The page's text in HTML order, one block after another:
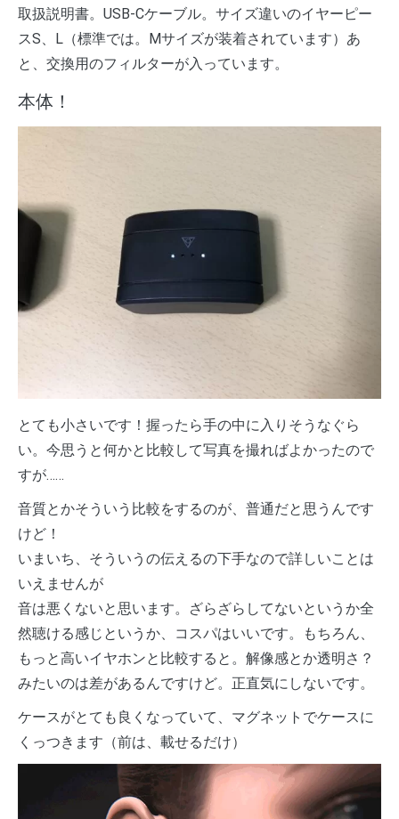
取扱説明書。USB-Cケーブル。サイズ違いのイヤーピー
スS、L（標準では。Mサイズが装着されています）あ
と、交換用のフィルターが入っています。
本体！
とても小さいです！握ったら手の中に入りそうなぐら
い。今思うと何かと比較して写真を撮ればよかったので
すが……
音質とかそういう比較をするのが、普通だと思うんです
けど！
いまいち、そういうの伝えるの下手なので詳しいことは
いえませんが
音は悪くないと思います。ざらざらしてないというか全
然聴ける感じというか、コスパはいいです。もちろん、
もっと高いイヤホンと比較すると。解像感とか透明さ？
みたいのは差があるんですけど。正直気にしないです。
ケースがとても良くなっていて、マグネットでケースに
くっつきます（前は、載せるだけ）